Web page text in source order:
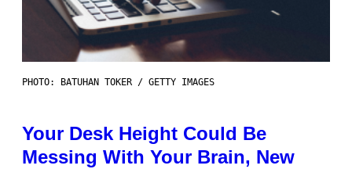
PHOTO: BATUHAN TOKER / GETTY IMAGES
Your Desk Height Could Be
Messing With Your Brain, New